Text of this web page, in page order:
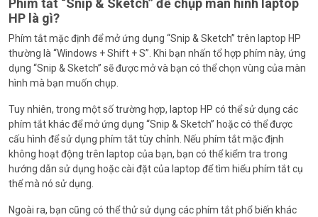
HP là gì?
Phím tắt mặc định để mở ứng dụng “Snip & Sketch” trên laptop HP
thường là “Windows + Shift + S”. Khi bạn nhấn tổ hợp phím này, ứng
dụng “Snip & Sketch” sẽ được mở và bạn có thể chọn vùng của màn
hình mà bạn muốn chụp.
Tuy nhiên, trong một số trường hợp, laptop HP có thể sử dụng các
phím tắt khác để mở ứng dụng “Snip & Sketch” hoặc có thể được
cấu hình để sử dụng phím tắt tùy chỉnh. Nếu phím tắt mặc định
không hoạt động trên laptop của bạn, bạn có thể kiểm tra trong
hướng dẫn sử dụng hoặc cài đặt của laptop để tìm hiểu phím tắt cụ
thể mà nó sử dụng.
Ngoài ra, bạn cũng có thể thử sử dụng các phím tắt phổ biến khác